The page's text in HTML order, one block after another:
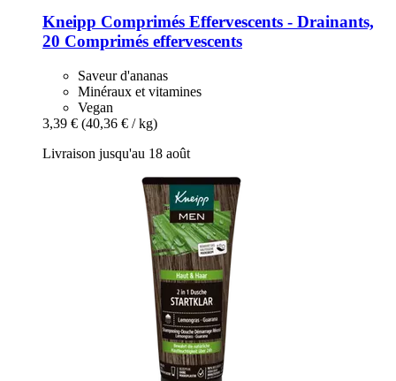
Kneipp Comprimés Effervescents -​ Drainants,
20 Comprimés effervescents
Saveur d'ananas
Minéraux et vitamines
Vegan
3,39 € (40,36 € / kg)
Livraison jusqu'au 18 août